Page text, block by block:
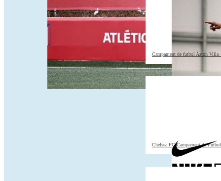
Campament de futbol Aston Villa
Chelsea FC Campament de Futbol